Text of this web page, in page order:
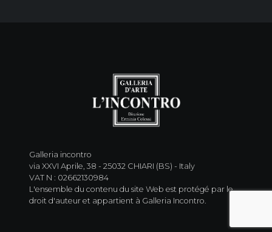
Galleria incontro
via XXVI Aprile, 38 - 25032 CHIARI (BS) - Italy
VAT N : 02662130984
L'ensemble du contenu du site Web est protégé par le
droit d'auteur et appartient à Galleria Incontro.